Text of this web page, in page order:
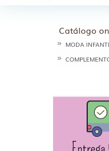
Catálogo
MODA